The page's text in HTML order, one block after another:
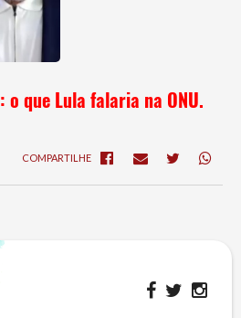
que Lula falaria na ONU.
COMPARTILHE